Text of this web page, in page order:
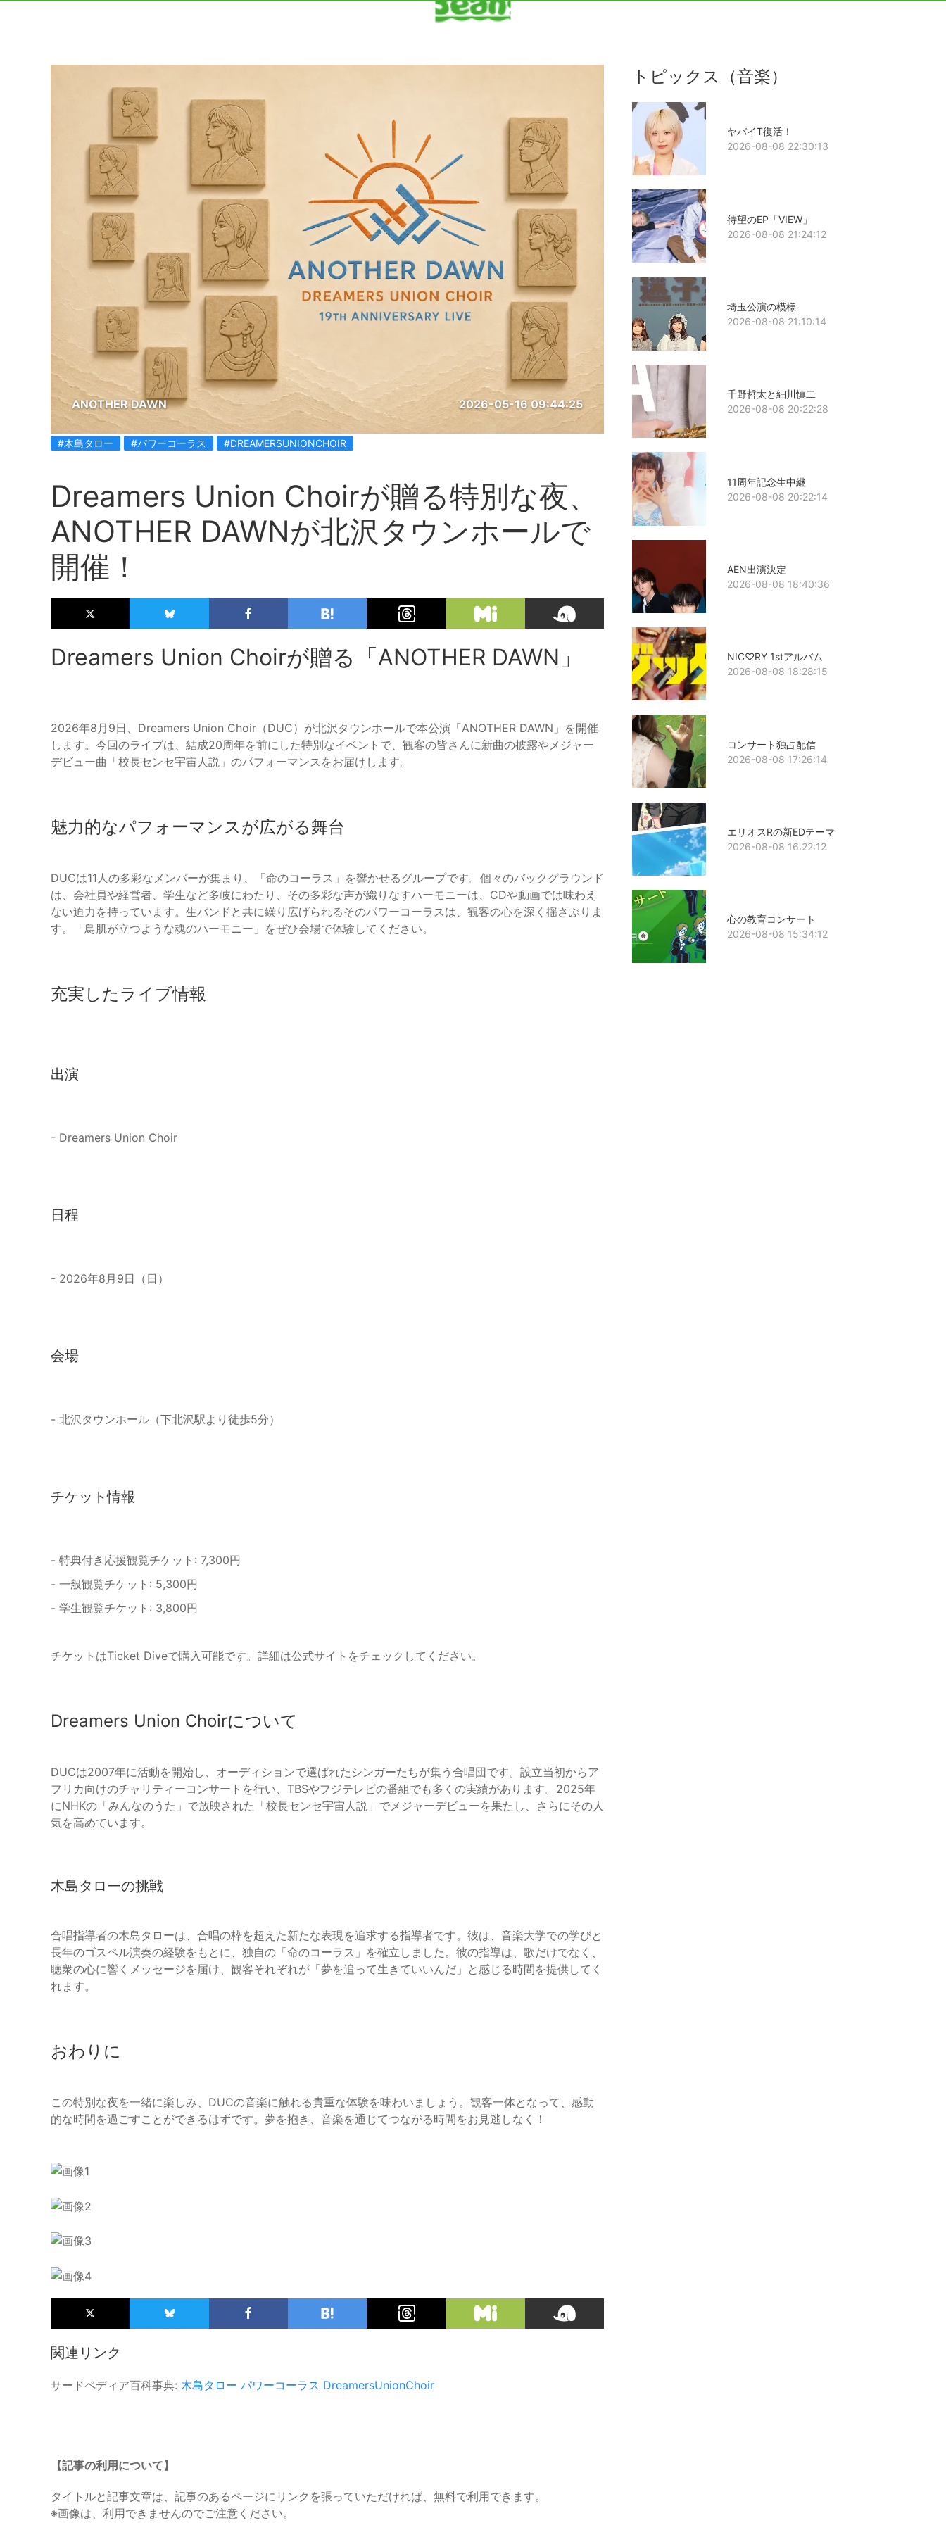
ANOTHER DAWN 2026-05-16 09:44:25
#木島タロー #パワーコーラス #DREAMERSUNIONCHOIR
Dreamers Union Choirが贈る特別な夜、
ANOTHER DAWNが北沢タウンホールで
開催！
Dreamers Union Choirが贈る「ANOTHER DAWN」
2026年8月9日、Dreamers Union Choir（DUC）が北沢タウンホールで本公演「ANOTHER DAWN」を開催
します。今回のライブは、結成20周年を前にした特別なイベントで、観客の皆さんに新曲の披露やメジャー
デビュー曲「校長センセ宇宙人説」のパフォーマンスをお届けします。
魅力的なパフォーマンスが広がる舞台
DUCは11人の多彩なメンバーが集まり、「命のコーラス」を響かせるグループです。個々のバックグラウンド
は、会社員や経営者、学生など多岐にわたり、その多彩な声が織りなすハーモニーは、CDや動画では味わえ
ない迫力を持っています。生バンドと共に繰り広げられるそのパワーコーラスは、観客の心を深く揺さぶりま
す。「鳥肌が立つような魂のハーモニー」をぜひ会場で体験してください。
充実したライブ情報
出演
- Dreamers Union Choir
日程
- 2026年8月9日（日）
会場
- 北沢タウンホール（下北沢駅より徒歩5分）
チケット情報
- 特典付き応援観覧チケット: 7,300円
- 一般観覧チケット: 5,300円
- 学生観覧チケット: 3,800円
チケットはTicket Diveで購入可能です。詳細は公式サイトをチェックしてください。
Dreamers Union Choirについて
DUCは2007年に活動を開始し、オーディションで選ばれたシンガーたちが集う合唱団です。設立当初からア
フリカ向けのチャリティーコンサートを行い、TBSやフジテレビの番組でも多くの実績があります。2025年
にNHKの「みんなのうた」で放映された「校長センセ宇宙人説」でメジャーデビューを果たし、さらにその人
気を高めています。
木島タローの挑戦
合唱指導者の木島タローは、合唱の枠を超えた新たな表現を追求する指導者です。彼は、音楽大学での学びと
長年のゴスペル演奏の経験をもとに、独自の「命のコーラス」を確立しました。彼の指導は、歌だけでなく、
聴衆の心に響くメッセージを届け、観客それぞれが「夢を追って生きていいんだ」と感じる時間を提供してく
れます。
おわりに
この特別な夜を一緒に楽しみ、DUCの音楽に触れる貴重な体験を味わいましょう。観客一体となって、感動
的な時間を過ごすことができるはずです。夢を抱き、音楽を通じてつながる時間をお見逃しなく！
関連リンク
サードペディア百科事典: 木島タロー パワーコーラス DreamersUnionChoir
トピックス（音楽）
ヤバイT復活！
2026-08-08 22:30:13
待望のEP「VIEW」
2026-08-08 21:24:12
埼玉公演の模様
2026-08-08 21:10:14
千野哲太と細川慎二
2026-08-08 20:22:28
11周年記念生中継
2026-08-08 20:22:14
AEN出演決定
2026-08-08 18:40:36
NIC♡RY 1stアルバム
2026-08-08 18:28:15
コンサート独占配信
2026-08-08 17:26:14
エリオスRの新EDテーマ
2026-08-08 16:22:12
心の教育コンサート
2026-08-08 15:34:12
【記事の利用について】
タイトルと記事文章は、記事のあるページにリンクを張っていただければ、無料で利用できます。
※画像は、利用できませんのでご注意ください。